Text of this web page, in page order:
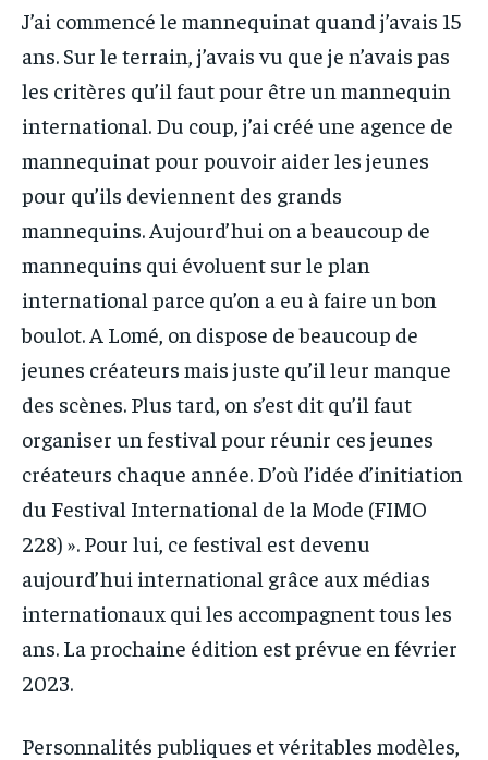
J’ai commencé le mannequinat quand j’avais 15
ans. Sur le terrain, j’avais vu que je n’avais pas
les critères qu’il faut pour être un mannequin
international. Du coup, j’ai créé une agence de
mannequinat pour pouvoir aider les jeunes
pour qu’ils deviennent des grands
mannequins. Aujourd’hui on a beaucoup de
mannequins qui évoluent sur le plan
international parce qu’on a eu à faire un bon
boulot. A Lomé, on dispose de beaucoup de
jeunes créateurs mais juste qu’il leur manque
des scènes. Plus tard, on s’est dit qu’il faut
organiser un festival pour réunir ces jeunes
créateurs chaque année. D’où l’idée d’initiation
du Festival International de la Mode (FIMO
228) ». Pour lui, ce festival est devenu
aujourd’hui international grâce aux médias
internationaux qui les accompagnent tous les
ans. La prochaine édition est prévue en février
2023.
Personnalités publiques et véritables modèles,